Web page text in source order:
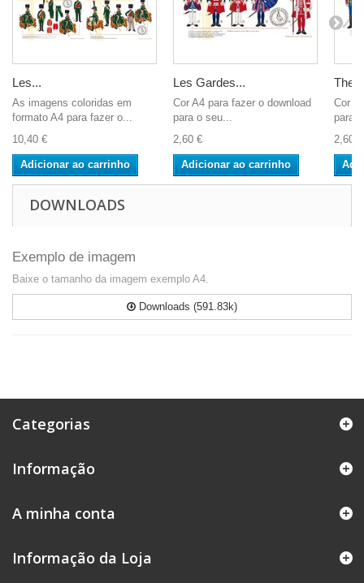
Les...
As imagens coloridas em
formato A4 para fazer o...
10,40 €
Adicionar ao carrinho
Les Gardes...
Cor A4 para fazer o download
para o seu...
2,60 €
Adicionar ao carrinho
The
Cor
para
2,60 €
DOWNLOADS
Exemplo de imagem
Baixe o tamanho da imagem exemplo A4.
Downloads (591.83k)
Categorias
Informação
A minha conta
Informação da Loja